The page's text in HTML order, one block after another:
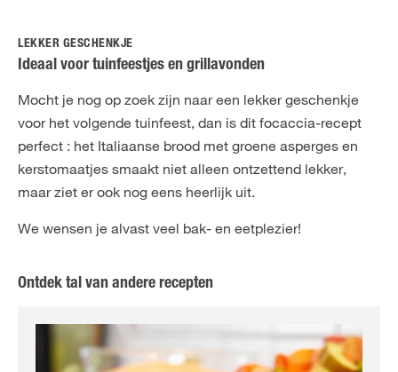
LEKKER GESCHENKJE
Ideaal voor tuinfeestjes en grillavonden
Mocht je nog op zoek zijn naar een lekker geschenkje
voor het volgende tuinfeest, dan is dit focaccia-recept
perfect : het Italiaanse brood met groene asperges en
kerstomaatjes smaakt niet alleen ontzettend lekker,
maar ziet er ook nog eens heerlijk uit.
We wensen je alvast veel bak- en eetplezier!
Ontdek tal van andere recepten